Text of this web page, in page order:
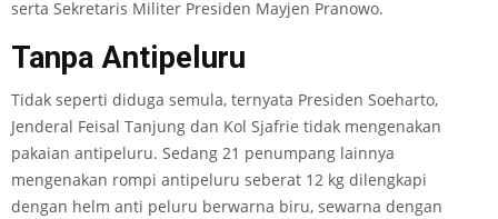
serta Sekretaris Militer Presiden Mayjen Pranowo.
Tanpa Antipeluru
Tidak seperti diduga semula, ternyata Presiden Soeharto,
Jenderal Feisal Tanjung dan Kol Sjafrie tidak mengenakan
pakaian antipeluru. Sedang 21 penumpang lainnya
mengenakan rompi antipeluru seberat 12 kg dilengkapi
dengan helm anti peluru berwarna biru, sewarna dengan